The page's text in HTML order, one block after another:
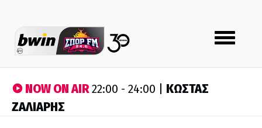
Toggle
navigation
NOW ON AIR22:00 - 24:00 | ΚΩΣΤΑΣ
ΖΑΛΙΑΡΗΣ